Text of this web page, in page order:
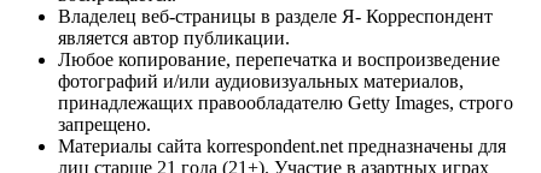
Владелец веб-страницы в разделе Я- Корреспондент
является автор публикации.
Любое копирование, перепечатка и воспроизведение
фотографий и/или аудиовизуальных материалов,
принадлежащих правообладателю Getty Images, строго
запрещено.
Материалы сайта korrespondent.net предназначены для
лиц старше 21 года (21+). Участие в азартных играх